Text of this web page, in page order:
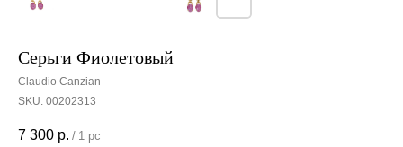
Серьги Фиолетовый
Claudio Canzian
SKU: 00202313
7 300 р. / 1 pc